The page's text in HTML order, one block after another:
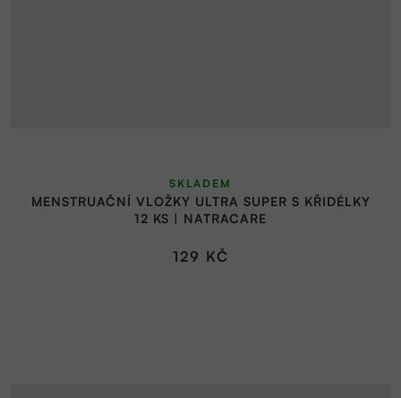
MENSTRUAČNÍ VLOŽKY ULTRA SUPER S KŘIDÉLKY
12 KS | NATRACARE
SKLADEM
129 KČ